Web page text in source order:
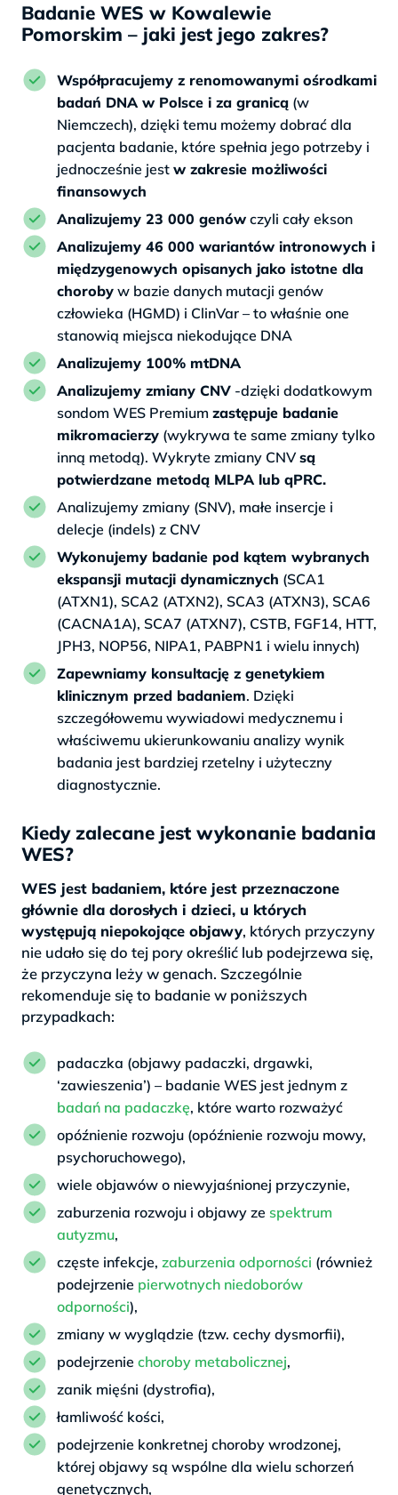
Badanie WES w Kowalewie
Pomorskim – jaki jest jego zakres?
Współpracujemy z renomowanymi ośrodkami
badań DNA w Polsce i za granicą (w
Niemczech), dzięki temu możemy dobrać dla
pacjenta badanie, które spełnia jego potrzeby i
jednocześnie jest w zakresie możliwości
finansowych
Analizujemy 23 000 genów czyli cały ekson
Analizujemy 46 000 wariantów intronowych i
międzygenowych opisanych jako istotne dla
choroby w bazie danych mutacji genów
człowieka (HGMD) i ClinVar – to właśnie one
stanowią miejsca niekodujące DNA
Analizujemy 100% mtDNA
Analizujemy zmiany CNV -dzięki dodatkowym
sondom WES Premium zastępuje badanie
mikromacierzy (wykrywa te same zmiany tylko
inną metodą). Wykryte zmiany CNV są
potwierdzane metodą MLPA lub qPRC.
Analizujemy zmiany (SNV), małe insercje i
delecje (indels) z CNV
Wykonujemy badanie pod kątem wybranych
ekspansji mutacji dynamicznych (SCA1
(ATXN1), SCA2 (ATXN2), SCA3 (ATXN3), SCA6
(CACNA1A), SCA7 (ATXN7), CSTB, FGF14, HTT,
JPH3, NOP56, NIPA1, PABPN1 i wielu innych)
Zapewniamy konsultację z genetykiem
klinicznym przed badaniem. Dzięki
szczegółowemu wywiadowi medycznemu i
właściwemu ukierunkowaniu analizy wynik
badania jest bardziej rzetelny i użyteczny
diagnostycznie.
Kiedy zalecane jest wykonanie badania
WES?
WES jest badaniem, które jest przeznaczone
głównie dla dorosłych i dzieci, u których
występują niepokojące objawy, których przyczyny
nie udało się do tej pory określić lub podejrzewa się,
że przyczyna leży w genach. Szczególnie
rekomenduje się to badanie w poniższych
przypadkach:
padaczka (objawy padaczki, drgawki,
‘zawieszenia’) – badanie WES jest jednym z
badań na padaczkę, które warto rozważyć
opóźnienie rozwoju (opóźnienie rozwoju mowy,
psychoruchowego),
wiele objawów o niewyjaśnionej przyczynie,
zaburzenia rozwoju i objawy ze spektrum
autyzmu,
częste infekcje, zaburzenia odporności (również
podejrzenie pierwotnych niedoborów
odporności),
zmiany w wyglądzie (tzw. cechy dysmorfii),
podejrzenie choroby metabolicznej,
zanik mięśni (dystrofia),
łamliwość kości,
podejrzenie konkretnej choroby wrodzonej,
której objawy są wspólne dla wielu schorzeń
genetycznych,